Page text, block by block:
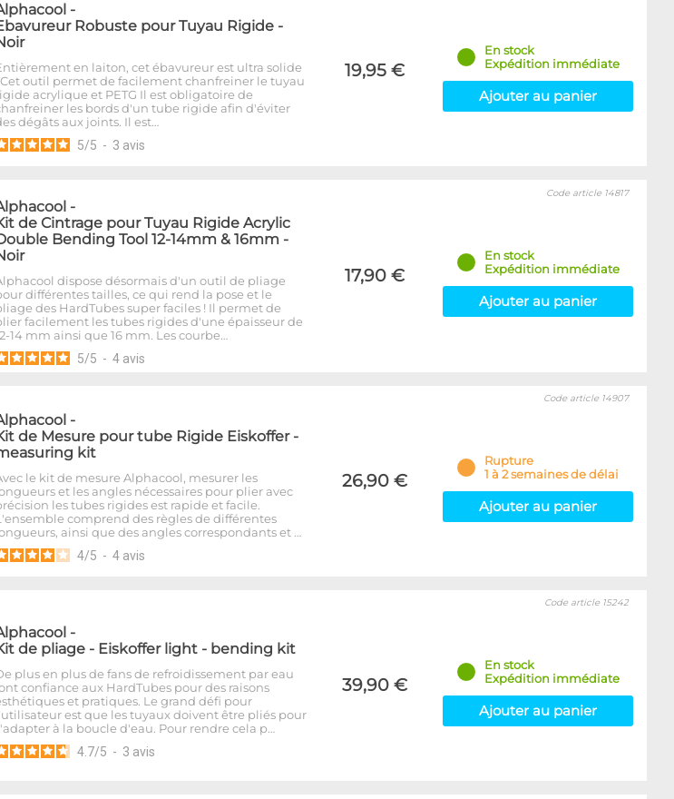
-
Robuste pour Tuyau Rigide -
en laiton, cet ébavureur est ultra solide
Cet outil permet de facilement chanfreiner le tuyau
acrylique et PETG Il est obligatoire de
les bords d'un tube rigide afin d'éviter
dégâts aux joints. Il est…
5/5 - 3 avis
19,95 €
En stock
Expédition immédiate
Ajouter au panier
-
de Cintrage pour Tuyau Rigide Acrylic
Bending Tool 12-14mm & 16mm -
dispose désormais d'un outil de pliage
différentes tailles, ce qui rend la pose et le
des HardTubes super faciles ! Il permet de
facilement les tubes rigides d'une épaisseur de
14 mm ainsi que 16 mm. Les courbe…
5/5 - 4 avis
17,90 €
Code article 14817
En stock
Expédition immédiate
Ajouter au panier
-
de Mesure pour tube Rigide Eiskoffer -
kit
le kit de mesure Alphacool, mesurer les
et les angles nécessaires pour plier avec
les tubes rigides est rapide et facile.
comprend des règles de différentes
ainsi que des angles correspondants et …
4/5 - 4 avis
26,90 €
Code article 14907
Rupture
1 à 2 semaines de délai
Ajouter au panier
-
de pliage - Eiskoffer light - bending kit
plus en plus de fans de refroidissement par eau
confiance aux HardTubes pour des raisons
et pratiques. Le grand défi pour
est que les tuyaux doivent être pliés pour
à la boucle d'eau. Pour rendre cela p…
4.7/5 - 3 avis
39,90 €
Code article 15242
En stock
Expédition immédiate
Ajouter au panier